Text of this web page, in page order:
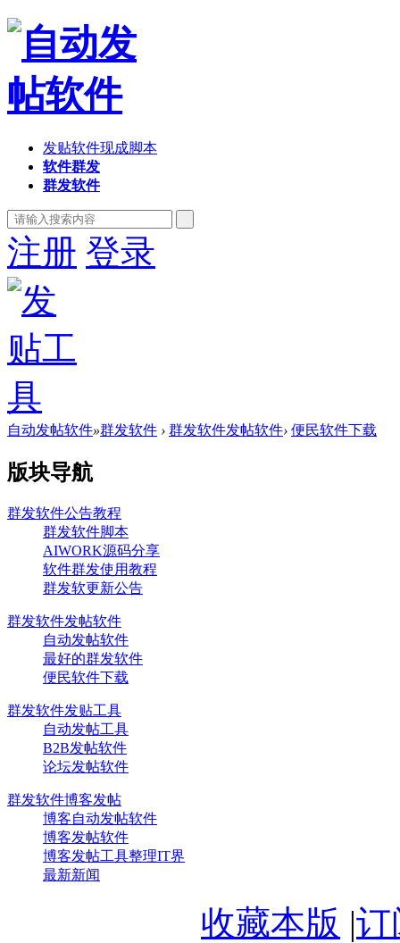
发贴软件现成脚本
软件群发
群发软件
注册 登录
自动发帖软件»群发软件 › 群发软件发帖软件› 便民软件下载
版块导航
群发软件公告教程
群发软件脚本
AIWORK源码分享
软件群发使用教程
群发软更新公告
群发软件发帖软件
自动发帖软件
最好的群发软件
便民软件下载
群发软件发贴工具
自动发帖工具
B2B发帖软件
论坛发帖软件
群发软件博客发帖
博客自动发帖软件
博客发帖软件
博客发帖工具整理IT界
最新新闻
收藏本版 |订